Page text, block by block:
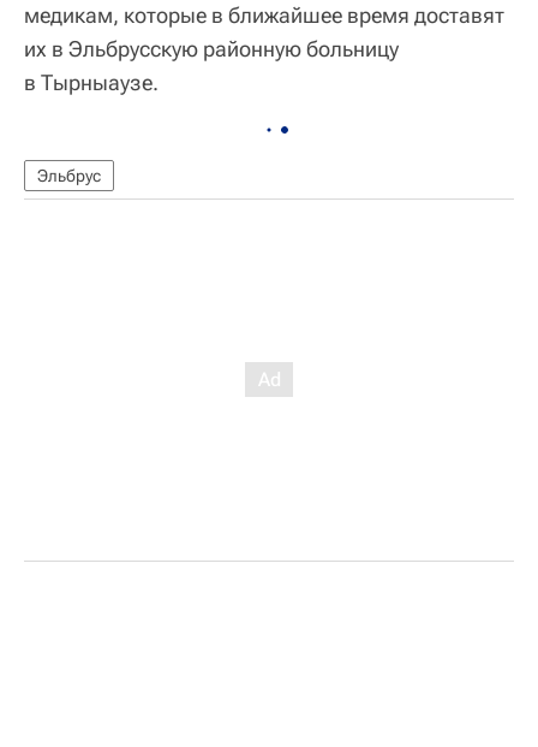
медикам, которые в ближайшее время доставят
их в Эльбрусскую районную больницу
в Тырныаузе.
Эльбрус